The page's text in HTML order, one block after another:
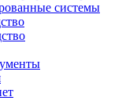
системы